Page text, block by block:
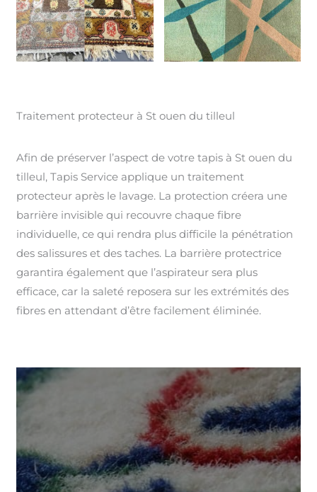
Traitement protecteur à St ouen du tilleul
Afin de préserver l’aspect de votre tapis à St ouen du
tilleul, Tapis Service applique un traitement
protecteur après le lavage. La protection créera une
barrière invisible qui recouvre chaque fibre
individuelle, ce qui rendra plus difficile la pénétration
des salissures et des taches. La barrière protectrice
garantira également que l’aspirateur sera plus
efficace, car la saleté reposera sur les extrémités des
fibres en attendant d’être facilement éliminée.